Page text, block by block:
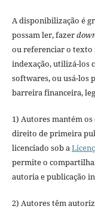
A disponibilização é
possam ler, fazer
ou referenciar o texto
indexação, utilizá-los
softwares, ou usá-los
barreira financeira,
1) Autores mantém
direito de primeira
licenciado sob a
permite o
autoria e publicação
2) Autores têm